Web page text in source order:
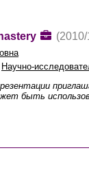
(2010/
Научно-
быть